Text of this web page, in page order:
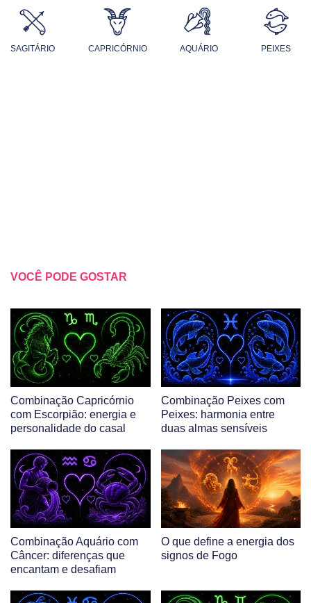
SAGITÁRIO CAPRICÓRNIO AQUÁRIO PEIXES
VOCÊ PODE GOSTAR
Combinação Capricórnio
com Escorpião: energia e
personalidade do casal
Combinação Peixes com
Peixes: harmonia entre
duas almas sensíveis
Combinação Aquário com
Câncer: diferenças que
encantam e desafiam
O que define a energia dos
signos de Fogo